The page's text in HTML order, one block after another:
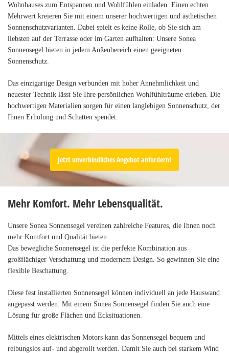
Wohnhauses zum Entspannen und Wohlfühlen einladen. Einen echten
Mehrwert kreieren Sie mit einem unserer hochwertigen und ästhetischen
Sonnenschutzvarianten. Dabei spielt es keine Rolle, ob Sie sich am
liebsten auf der Terrasse oder im Garten aufhalten: Unsere Sonea
Sonnensegel bieten in jedem Außenbereich einen geeigneten
Sonnenschutz.
Das einzigartige Design verbunden mit hoher Annehmlichkeit und
neuester Technik lässt Sie Ihre persönlichen Wohlfühlträume erleben. Die
hochwertigen Materialien sorgen für einen langlebigen Sonnenschutz, der
Ihnen Erholung und Schatten spendet.
Jetzt unverbindliches Angebot anfordern!
Mehr Komfort. Mehr Lebensqualität.
Unsere Sonea Sonnensegel vereinen zahlreiche Features, die Ihnen noch
mehr Komfort und Qualität bieten.
Das bewegliche Sonnensegel ist die perfekte Kombination aus
großflächiger Verschattung und modernem Design. So gewinnen Sie eine
flexible Beschattung.
Diese fest installierten Sonnensegel können individuell an jede Hauswand
angepasst werden. Mit einem Sonea Sonnensegel finden Sie auch eine
Lösung für große Flächen und Ecksituationen.
Mittels eines elektrischen Motors kann das Sonnensegel bequem und
reibungslos auf- und abgerollt werden. Damit Sie auch bei starkem Wind